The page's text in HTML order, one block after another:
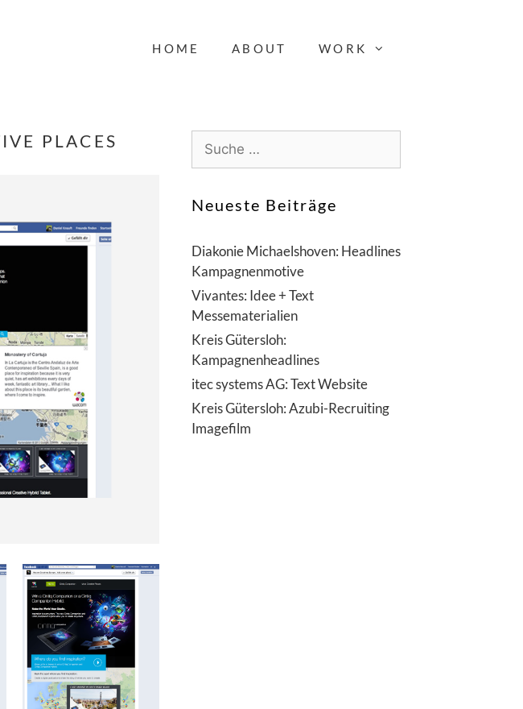
HOME ABOUT WORK
PLACES
h
a
c
h
:
Neueste Beiträge
Diakonie Michaelshoven: Headlines
Kampagnenmotive
Vivantes: Idee + Text
Messematerialien
Kreis Gütersloh:
Kampagnenheadlines
itec systems AG: Text Website
Kreis Gütersloh: Azubi-Recruiting
Imagefilm